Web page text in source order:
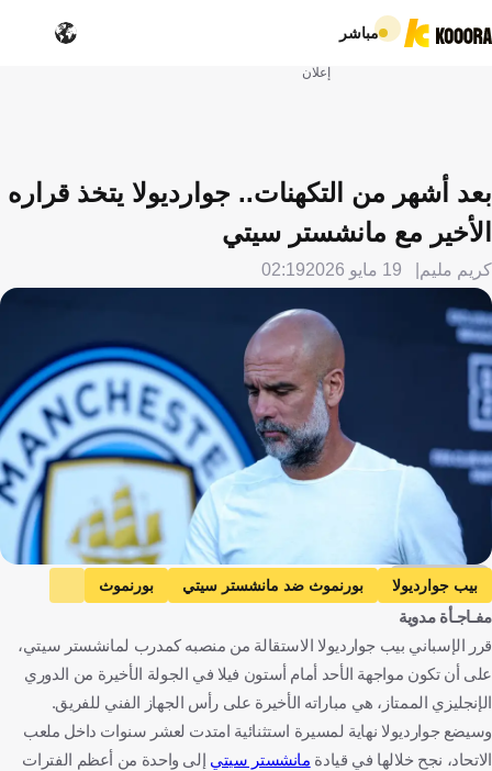
مباشر
إعلان
بعد أشهر من التكهنات.. جوارديولا يتخذ قراره
الأخير مع مانشستر سيتي
كريم مليم 19 مايو 2026 02:19
Getty Images
بيب جوارديولا بورنموث ضد مانشستر سيتي
بورنموث
مانشستر سيتي
مانشستر سيتي ضد أستون فيلا
أستون فيلا
إينزو ماريسكا
إيطاليا
الأردن
كرة قدم
مفـاجـأة مدوية
قرر الإسباني بيب جوارديولا الاستقالة من منصبه كمدرب لمانشستر سيتي،
على أن تكون مواجهة الأحد أمام أستون فيلا في الجولة الأخيرة من الدوري
الإنجليزي الممتاز، هي مباراته الأخيرة على رأس الجهاز الفني للفريق.
وسيضع جوارديولا نهاية لمسيرة استثنائية امتدت لعشر سنوات داخل ملعب
الاتحاد، نجح خلالها في قيادة مانشستر سيتي إلى واحدة من أعظم الفترات